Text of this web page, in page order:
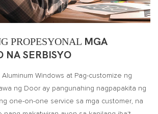
PROPESYONAL MGA
NA SERBISYO
Windows at Pag-customize ng
ng Door ay pangunahing nagpapakita ng
one-on-one service sa mga customer, na